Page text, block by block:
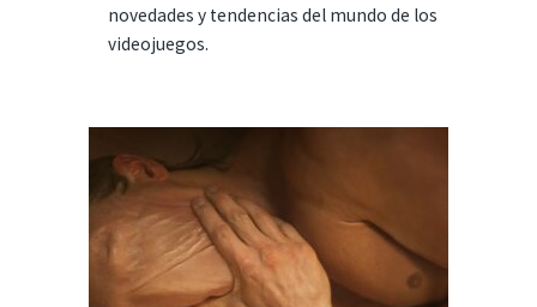
novedades y tendencias del mundo de los
videojuegos.